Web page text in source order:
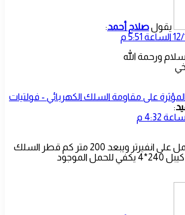
يقولصلاح أحمد:
5:51 م
ورحمة الله
على مقاومة السلك الكهربائي - فولتيات
:
عندي ماتور يعمل على انفيرتر ويبعد 200 متر كم قطر السلك
الموجود